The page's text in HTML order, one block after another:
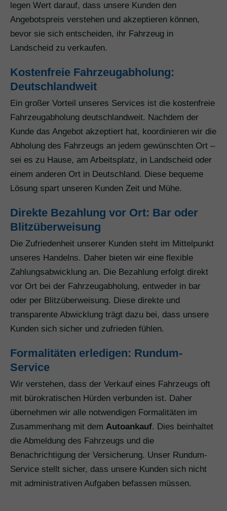
legen Wert darauf, dass unsere Kunden den
Angebotspreis verstehen und akzeptieren können,
bevor sie sich entscheiden, ihr Fahrzeug in
Landscheid zu verkaufen.
Kostenfreie Fahrzeugabholung:
Deutschlandweit
Ein großer Vorteil unseres Services ist die kostenfreie
Fahrzeugabholung deutschlandweit. Nachdem der
Kunde das Angebot akzeptiert hat, koordinieren wir die
Abholung des Fahrzeugs an jedem gewünschten Ort –
sei es zu Hause, am Arbeitsplatz, in Landscheid oder
einem anderen Ort in Deutschland. Diese bequeme
Lösung spart unseren Kunden Zeit und Mühe.
Direkte Bezahlung vor Ort: Bar oder
Blitzüberweisung
Die Zufriedenheit unserer Kunden steht im Mittelpunkt
unseres Handelns. Daher bieten wir eine flexible
Zahlungsabwicklung an. Die Bezahlung erfolgt direkt
vor Ort bei der Fahrzeugabholung, entweder in bar
oder per Blitzüberweisung. Diese direkte und
transparente Abwicklung trägt dazu bei, dass unsere
Kunden sich sicher und zufrieden fühlen.
Formalitäten erledigen: Rundum-
Service
Wir verstehen, dass der Verkauf eines Fahrzeugs oft
mit bürokratischen Hürden verbunden ist. Daher
übernehmen wir alle notwendigen Formalitäten im
Zusammenhang mit dem Autoankauf. Dies beinhaltet
die Abmeldung des Fahrzeugs und die
Benachrichtigung der Versicherung. Unser Rundum-
Service stellt sicher, dass unsere Kunden sich nicht
mit administrativen Aufgaben befassen müssen.